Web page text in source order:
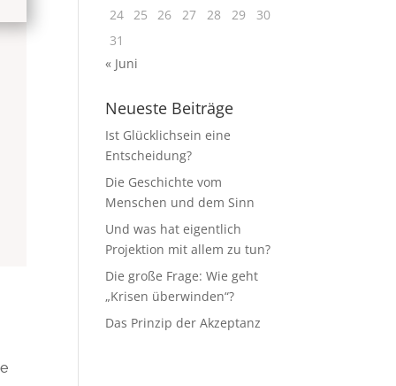
24 25 26 27 28 29
30
31
« Juni
Neueste Beiträge
Ist Glücklichsein eine
Entscheidung?
Die Geschichte vom
Menschen und dem Sinn
Und was hat eigentlich
Projektion mit allem zu tun?
Die große Frage: Wie geht
„Krisen überwinden“?
Das Prinzip der Akzeptanz